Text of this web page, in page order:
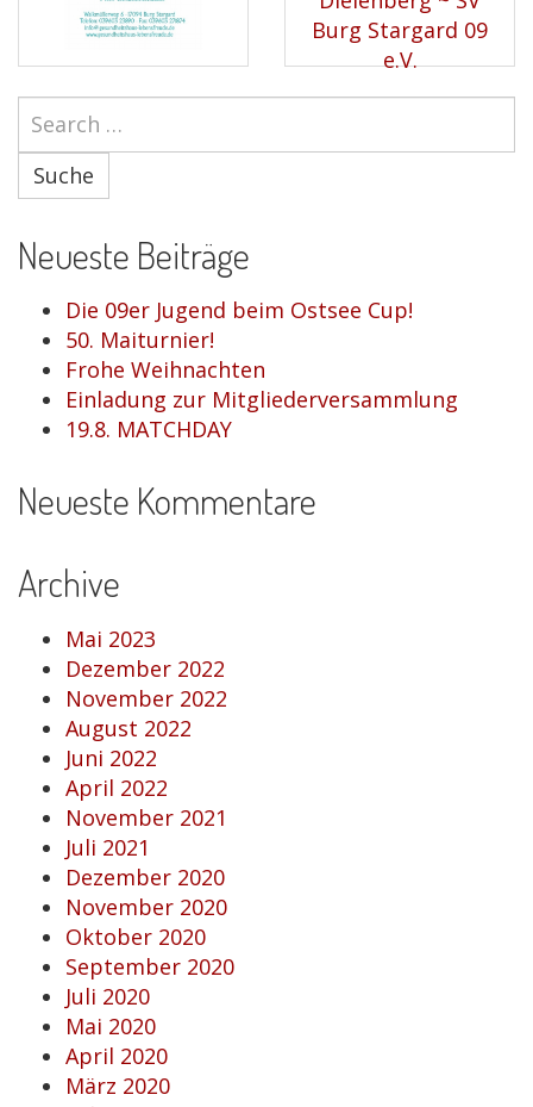
Suche
Neueste Beiträge
Die 09er Jugend beim Ostsee Cup!
50. Maiturnier!
Frohe Weihnachten
Einladung zur Mitgliederversammlung
19.8. MATCHDAY
Neueste Kommentare
Archive
Mai 2023
Dezember 2022
November 2022
August 2022
Juni 2022
April 2022
November 2021
Juli 2021
Dezember 2020
November 2020
Oktober 2020
September 2020
Juli 2020
Mai 2020
April 2020
März 2020